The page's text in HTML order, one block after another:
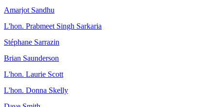
Amarjot Sandhu
L'hon. Prabmeet Singh Sarkaria
Stéphane Sarrazin
Brian Saunderson
L'hon. Laurie Scott
L'hon. Donna Skelly